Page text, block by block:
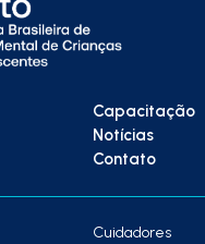
Capacitação
Notícias
Contato
Cuidadores